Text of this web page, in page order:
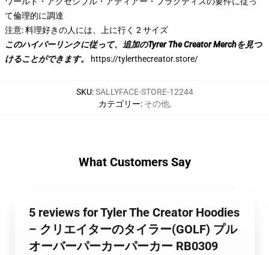
て倫理的に調達
注意: 料理好きの人には、上に行く 2 サイズ
このハイパーリンクに従って、追加のTyrer The Creator Merchを見つ
けることができます。
https://tylerthecreator.store/
SKU:SALLYFACE-STORE-12244
カテゴリー: その他,
What Customers Say
5 reviews for Tyler The Creator Hoodies
– クリエイターのタイラー(GOLF) プル
オーバーパーカーパーカー RB0309